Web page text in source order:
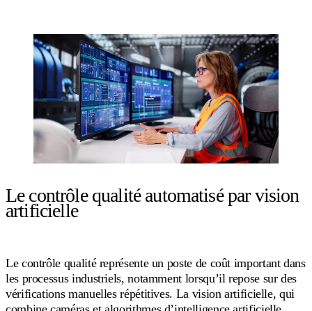
Le contrôle qualité automatisé par vision
artificielle
Le contrôle qualité représente un poste de coût important dans
les processus industriels, notamment lorsqu’il repose sur des
vérifications manuelles répétitives. La vision artificielle, qui